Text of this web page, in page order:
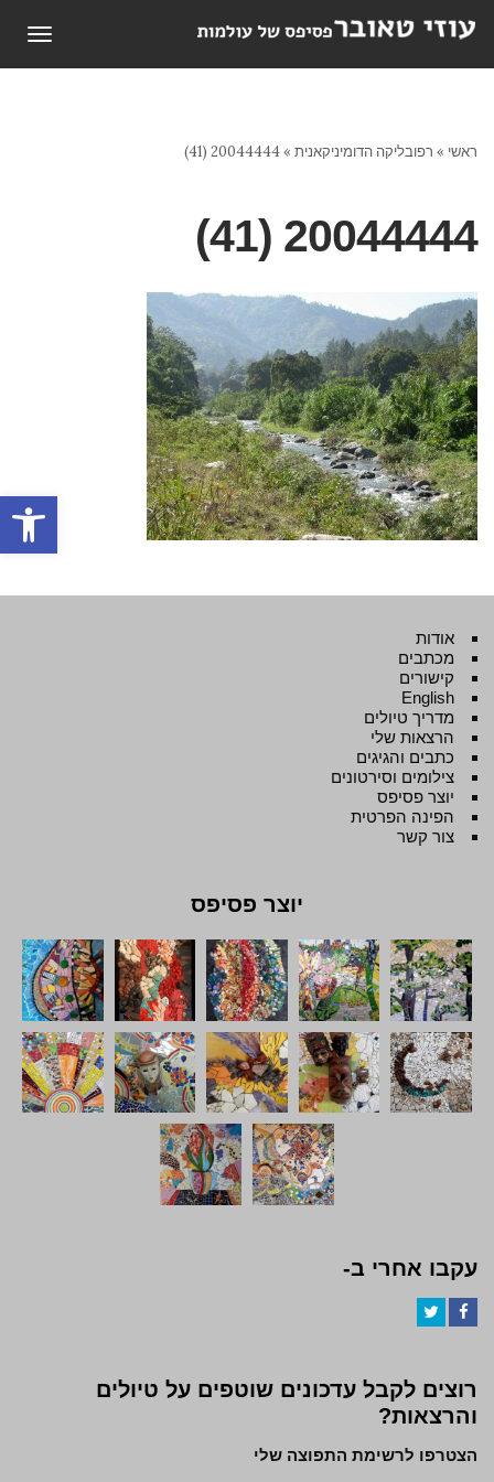
פתח
ראשי » רפובליקה הדומיניקאנית »
20044444 (41)
20044444 (41)
אודות
מכתבים
קישורים
English
מדריך טיולים
הרצאות שלי
כתבים והגיגים
צילומים וסירטונים
יוצר פסיפס
הפינה הפרטית
צור קשר
יוצר פסיפס
עקבו אחרי ב-
רוצים לקבל עדכונים שוטפים על טיולים
והרצאות?
הצטרפו לרשימת התפוצה שלי